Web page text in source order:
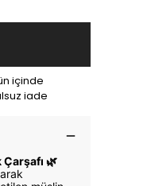
içinde
iade
🌿